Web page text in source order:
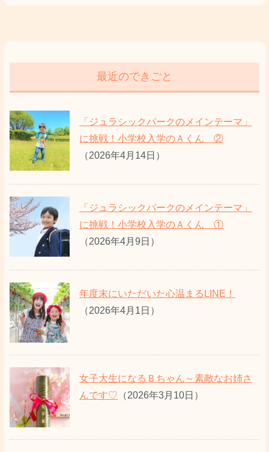
最近のできごと
「ジュラシックパークのメインテーマ」
に挑戦！小学校入学のＡくん ②
（2026年4月14日）
「ジュラシックパークのメインテーマ」
に挑戦！小学校入学のＡくん ①
（2026年4月9日）
年度末にいただいた心温まるLINE！
（2026年4月1日）
女子大生になるＢちゃん～素敵なお姉さ
んです♡ （2026年3月10日）